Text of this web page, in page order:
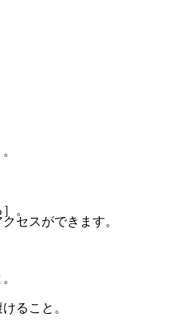
。
ること。
セスができます。